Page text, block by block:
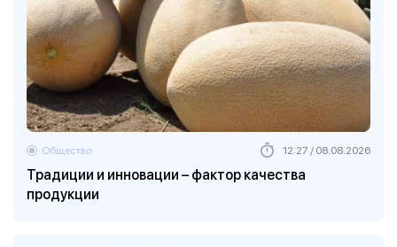
Традиции и инновации – фактор качества
продукции
Общество 12:27 / 08.08.2026